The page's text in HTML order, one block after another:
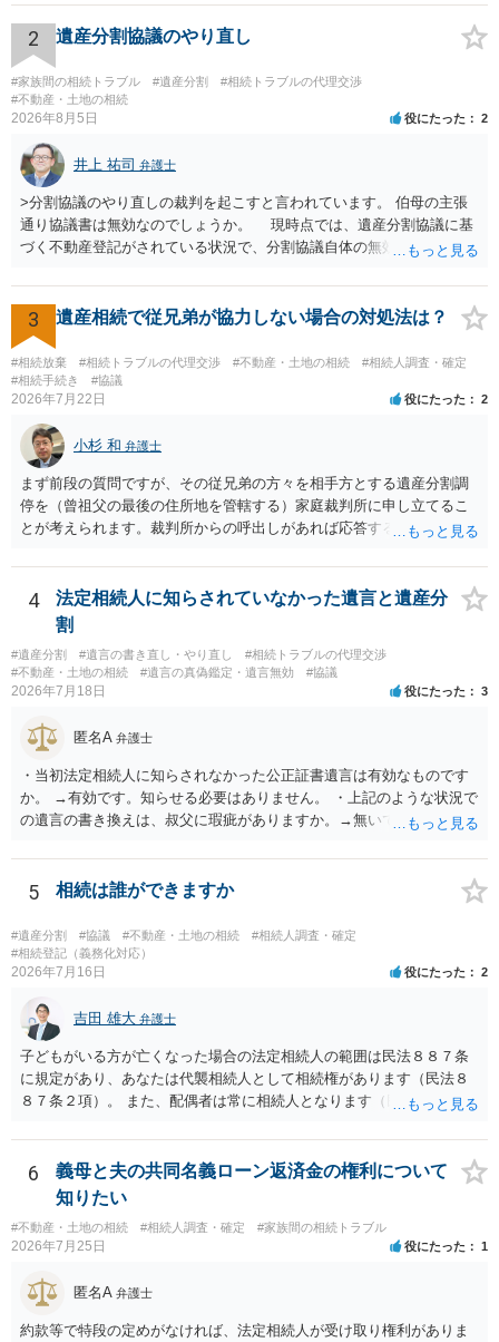
理証明を家庭裁判所で取得し、コピーを答弁書に添えて裁判所に提出
してください。 質問２について 請求棄却を求める答弁書を提出すれ
ば、第１回期日は出席する必要がありません。その日は差支え（用事
があり出席できない）との記載で十分です。 質問３について 弁護士で
はないので、ｍｉｎｔｓでの提出の必要は無いと思います。郵送（期
限までに届けばよい）で十分です。 詳細は、書面記載の裁判所書記官
にお問い合わせください。 以上、ご参考まで。
2 遺産分割協議のやり直し
#家族間の相続トラブル #遺産分割
#相続トラブルの代理交渉
#不動産・土地の相続
2026年8月5日 役にたった 2
井上 祐司 弁護士
>分割協議のやり直しの裁判を起こすと言われています。 伯母の主張
通り協議書は無効なのでしょうか。 現時点では、遺産分割協議に基
づく不動産登記がされている状況で、分割協議自体の無効を裁判所が
方の訴訟の主張及び立証次第ですが、 ・御祖母様の認知能力に関する
医師の意見書、筆跡鑑定 が提出されればその効力が否定される可能性
はありますが、 ・伯母様自身が分割協議に加わっていること ・御祖母
様の意に反する遺産分割協議を行う実益が誰にあったかの立証が困難
であること からすると、実際に遺産分割協議の効力が否定される可能
性はそれほど高くない（立証のハードルは非常に高い）ということが
言えると思います。
3 遺産相続で従兄弟が協力しない場合の対処法は？
#相続放棄 #相続トラブルの代理交渉 #不動産・土地の相続
#相続人調査・確定
#相続手続き
#協議
2026年7月22日 役にたった 2
小杉 和 弁護士
まず前段の質問ですが、その従兄弟の方々を相手方とする遺産分割調
停を（曾祖父の最後の住所地を管轄する）家庭裁判所に申し立てるこ
とが考えられます。裁判所からの呼出しがあれば応答する可能性がま
能と思われます。時間が思った以上にないので必要書類をてきぱきと
揃える必要があります。その点是非御注意ください。
4
法定相続人に知らされていなかった遺言と遺産分
割
#遺産分割 #遺言の書き直し・やり直し
#相続トラブルの代理交渉
#不動産・土地の相続
#遺言の真偽鑑定・遺言無効 #協議
2026年7月18日 役にたった 3
匿名A 弁護士
・当初法定相続人に知らされなかった公正証書遺言は有効なものです
か。 →有効です。知らせる必要はありません。 ・上記のような状況で
の遺言の書き換えは、叔父に瑕疵がありますか。→無いです。 ・分割
ますか。 →本人が自由に決められますので、どこが妥当とは言えない
です。客観的な基準もありません。 ・できれば穏やかに、分割を拒否
することはできますか。 →分割を拒否するということは、遺産はいら
ないということでしょうか。遺言で、受取を指定されててもいらない
と拒否することはできます。理由を説明する必要はありません。
5 相続は誰ができますか
#遺産分割 #協議 #不動産・土地の相続
#相続人調査・確定
#相続登記（義務化対応）
2026年7月16日 役にたった 2
吉田 雄大 弁護士
子どもがいる方が亡くなった場合の法定相続人の範囲は民法８８７条
に規定があり、あなたは代襲相続人として相続権があります（民法８
８７条２項）。 また、配偶者は常に相続人となります（民法８９０
も相続権があります。つまり、孫５人に加えて「おじ又はおば」にも
相続権がある可能性があります。
6
義母と夫の共同名義ローン返済金の権利について
知りたい
#不動産・土地の相続 #相続人調査・確定 #家族間の相続トラブル
2026年7月25日 役にたった 1
匿名A 弁護士
約款等で特段の定めがなければ、法定相続人が受け取り権利がありま